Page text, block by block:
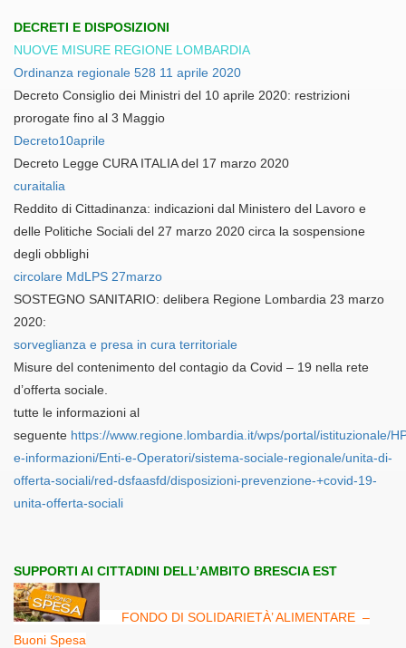
DECRETI E DISPOSIZIONI
NUOVE MISURE REGIONE LOMBARDIA
Ordinanza regionale 528 11 aprile 2020
Decreto Consiglio dei Ministri del 10 aprile 2020: restrizioni
prorogate fino al 3 Maggio
Decreto10aprile
Decreto Legge CURA ITALIA del 17 marzo 2020
curaitalia
Reddito di Cittadinanza: indicazioni dal Ministero del Lavoro e
delle Politiche Sociali del 27 marzo 2020 circa la sospensione
degli obblighi
circolare MdLPS 27marzo
SOSTEGNO SANITARIO: delibera Regione Lombardia 23 marzo
2020:
sorveglianza e presa in cura territoriale
Misure del contenimento del contagio da Covid – 19 nella rete
d’offerta sociale.
tutte le informazioni al
seguente https://www.regione.lombardia.it/wps/portal/istituzionale/
e-informazioni/Enti-e-Operatori/sistema-sociale-regionale/unita-di-
offerta-sociali/red-dsfaasfd/disposizioni-prevenzione-+covid-19-
unita-offerta-sociali
SUPPORTI AI CITTADINI DELL’AMBITO BRESCIA EST
FONDO DI SOLIDARIETÀ’ ALIMENTARE –
Buoni Spesa